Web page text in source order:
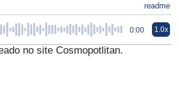
readme
0:00 1.0x
no site Cosmopotlitan.